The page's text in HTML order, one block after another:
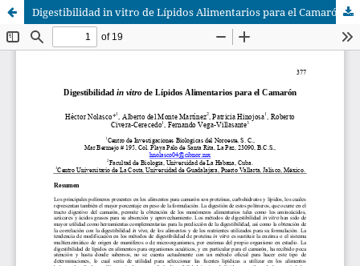
Digestibilidad in vitro de Lípidos Alimentarios para el Camarón